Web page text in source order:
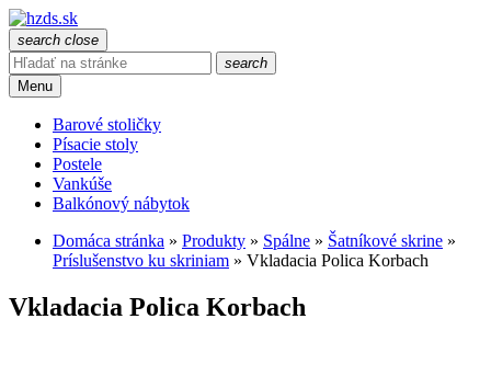
search close
search
Menu
Barové stoličky
Písacie stoly
Postele
Vankúše
Balkónový nábytok
Domáca stránka » Produkty » Spálne » Šatníkové skrine »
Príslušenstvo ku skriniam » Vkladacia Polica Korbach
Vkladacia Polica Korbach